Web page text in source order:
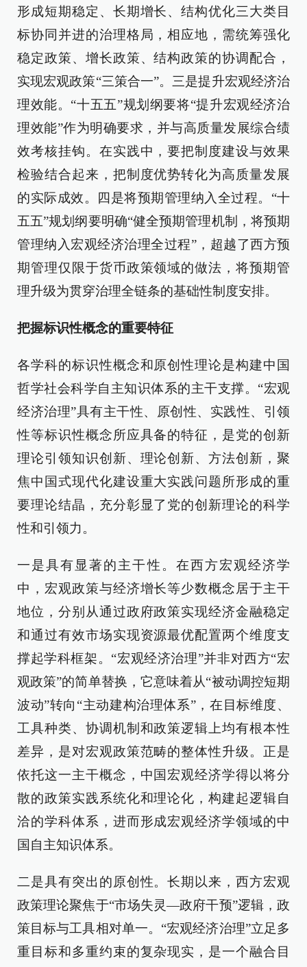
形成短期稳定、长期增长、结构优化三大类目
标协同并进的治理格局，相应地，需统筹强化
稳定政策、增长政策、结构政策的协调配合，
实现宏观政策“三策合一”。三是提升宏观经济治
理效能。“十五五”规划纲要将“提升宏观经济治
理效能”作为明确要求，并与高质量发展综合绩
效考核挂钩。在实践中，要把制度建设与效果
检验结合起来，把制度优势转化为高质量发展
的实际成效。四是将预期管理纳入全过程。“十
五五”规划纲要明确“健全预期管理机制，将预期
管理纳入宏观经济治理全过程”，超越了西方预
期管理仅限于货币政策领域的做法，将预期管
理升级为贯穿治理全链条的基础性制度安排。
把握标识性概念的重要特征
各学科的标识性概念和原创性理论是构建中国
哲学社会科学自主知识体系的主干支撑。“宏观
经济治理”具有主干性、原创性、实践性、引领
性等标识性概念所应具备的特征，是党的创新
理论引领知识创新、理论创新、方法创新，聚
焦中国式现代化建设重大实践问题所形成的重
要理论结晶，充分彰显了党的创新理论的科学
性和引领力。
一是具有显著的主干性。在西方宏观经济学
中，宏观政策与经济增长等少数概念居于主干
地位，分别从通过政府政策实现经济金融稳定
和通过有效市场实现资源最优配置两个维度支
撑起学科框架。“宏观经济治理”并非对西方“宏
观政策”的简单替换，它意味着从“被动调控短期
波动”转向“主动建构治理体系”，在目标维度、
工具种类、协调机制和政策逻辑上均有根本性
差异，是对宏观政策范畴的整体性升级。正是
依托这一主干概念，中国宏观经济学得以将分
散的政策实践系统化和理论化，构建起逻辑自
洽的学科体系，进而形成宏观经济学领域的中
国自主知识体系。
二是具有突出的原创性。长期以来，西方宏观
政策理论聚焦于“市场失灵—政府干预”逻辑，政
策目标与工具相对单一。“宏观经济治理”立足多
重目标和多重约束的复杂现实，是一个融合目